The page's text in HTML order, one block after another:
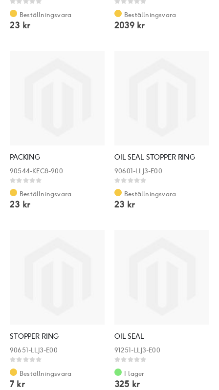
Rating:
0%
Beställningsvara
23 kr
Rating:
0%
Beställningsvara
2039 kr
PACKING
90544-KEC8-900
Rating:
0%
Beställningsvara
23 kr
OIL SEAL STOPPER RING
90601-LLJ3-E00
Rating:
0%
Beställningsvara
23 kr
STOPPER RING
90651-LLJ3-E00
Rating:
0%
Beställningsvara
7 kr
OIL SEAL
91251-LLJ3-E00
Rating:
0%
I lager
325 kr